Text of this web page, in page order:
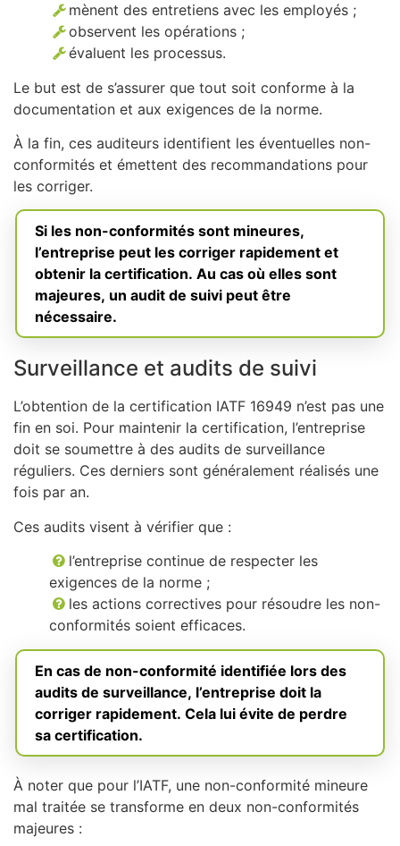
mènent des entretiens avec les employés ;
observent les opérations ;
évaluent les processus.
Le but est de s’assurer que tout soit conforme à la
documentation et aux exigences de la norme.
À la fin, ces auditeurs identifient les éventuelles non-
conformités et émettent des recommandations pour
les corriger.
Si les non-conformités sont mineures,
l’entreprise peut les corriger rapidement et
obtenir la certification. Au cas où elles sont
majeures, un audit de suivi peut être
nécessaire.
Surveillance et audits de suivi
L’obtention de la certification IATF 16949 n’est pas une
fin en soi. Pour maintenir la certification, l’entreprise
doit se soumettre à des audits de surveillance
réguliers. Ces derniers sont généralement réalisés une
fois par an.
Ces audits visent à vérifier que :
l’entreprise continue de respecter les
exigences de la norme ;
les actions correctives pour résoudre les non-
conformités soient efficaces.
En cas de non-conformité identifiée lors des
audits de surveillance, l’entreprise doit la
corriger rapidement. Cela lui évite de perdre
sa certification.
À noter que pour l’IATF, une non-conformité mineure
mal traitée se transforme en deux non-conformités
majeures :